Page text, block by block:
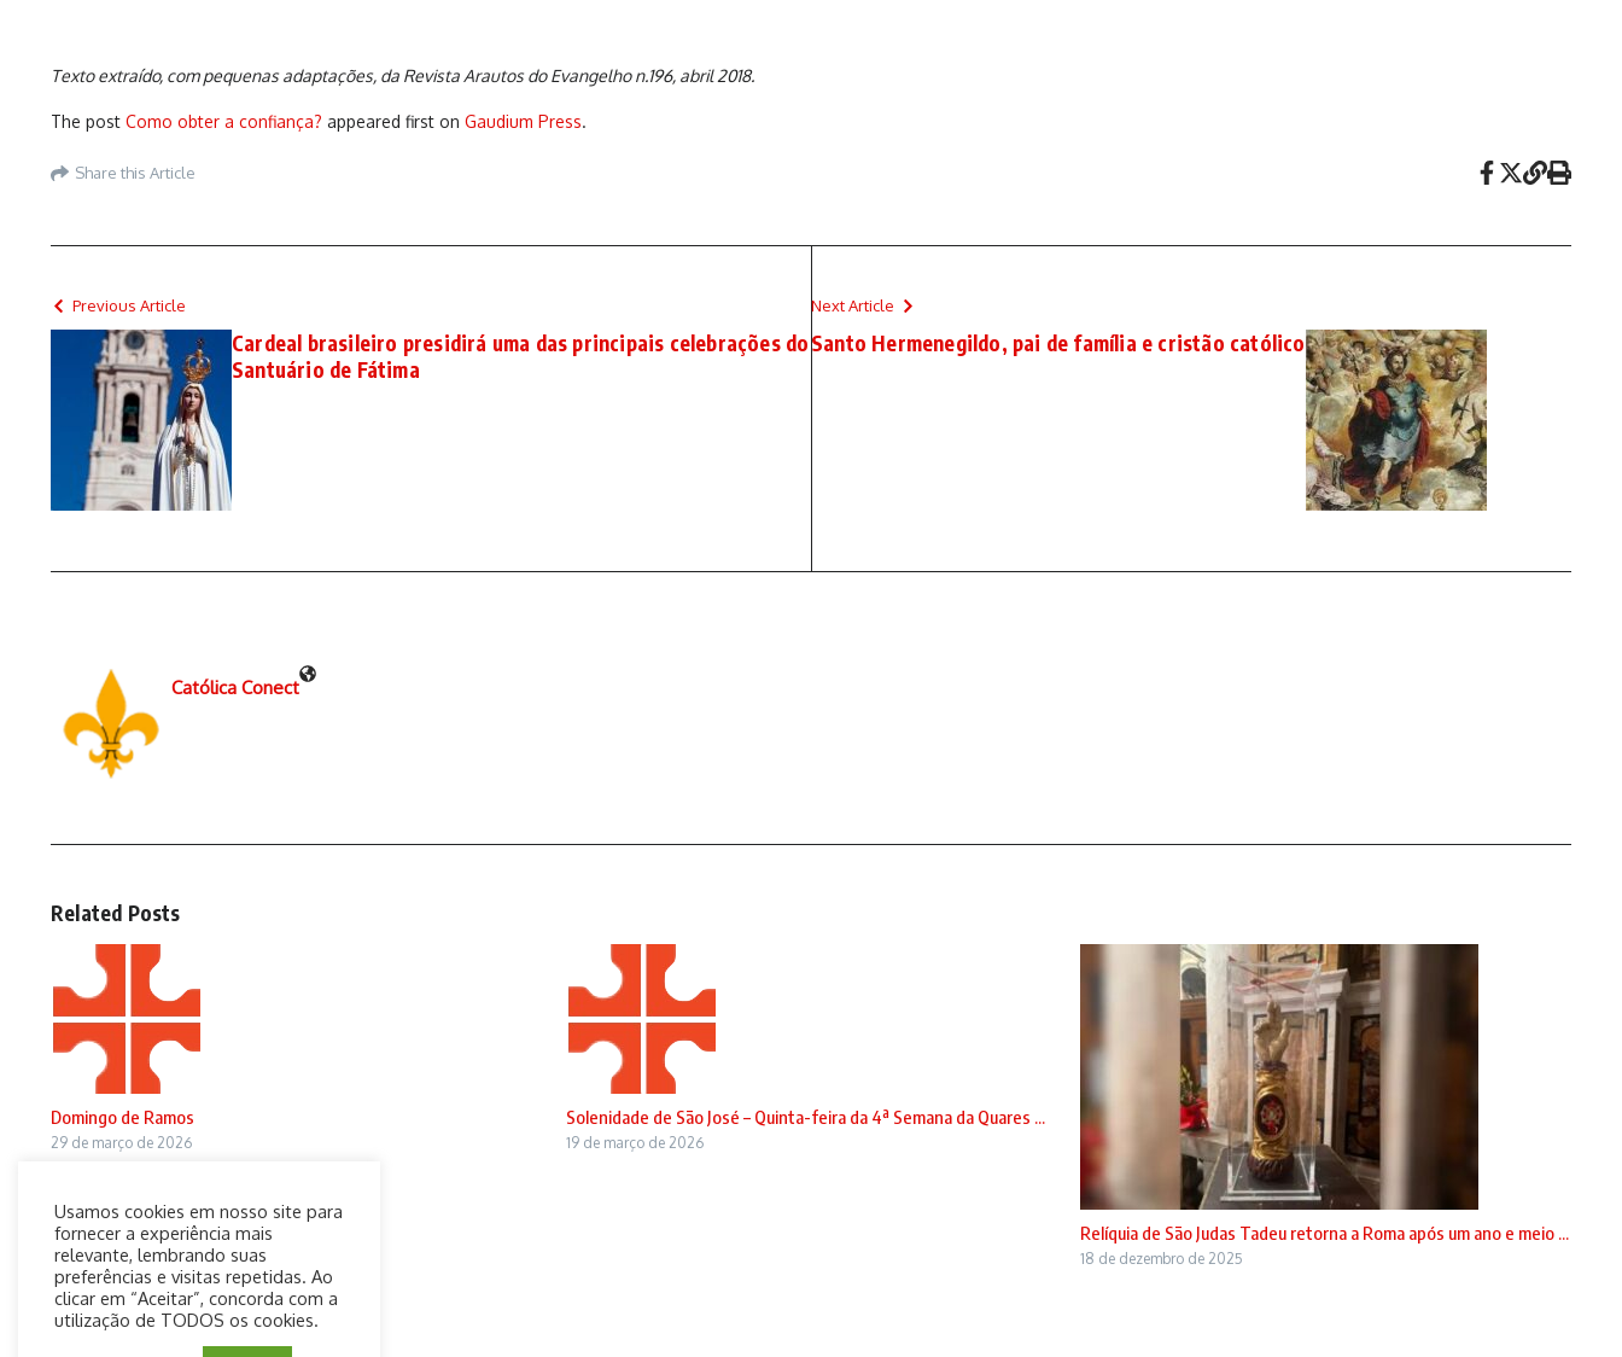
Texto extraído, com pequenas adaptações, da Revista Arautos do Evangelho n.196, abril 2018.
The post Como obter a confiança? appeared first on Gaudium Press.
Share this Article
Previous Article
Cardeal brasileiro presidirá uma das principais celebrações do
Santuário de Fátima
Next Article
Santo Hermenegildo, pai de família e cristão católico
Católica Conect
Related Posts
Domingo de Ramos
29 de março de 2026
Solenidade de São José – Quinta-feira da 4ª Semana da Quares ...
19 de março de 2026
Relíquia de São Judas Tadeu retorna a Roma após um ano e meio ...
18 de dezembro de 2025
Usamos cookies em nosso site para
fornecer a experiência mais
relevante, lembrando suas
preferências e visitas repetidas. Ao
clicar em “Aceitar”, concorda com a
utilização de TODOS os cookies.